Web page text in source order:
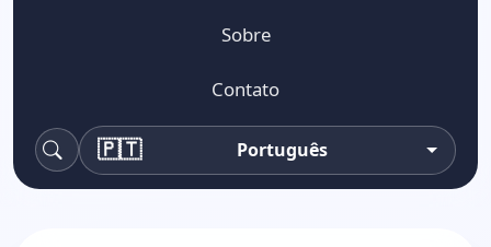
Sobre
Contato
Pesquisa
🇵🇹 Português